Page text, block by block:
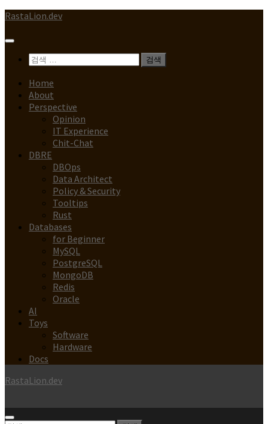
Skip
content
RastaLion.dev
검
Home
About
Perspective
Opinion
IT Experience
Chit-Chat
DBRE
DBOps
Data Architect
Policy & Security
Tooltips
Rust
Databases
for Beginner
MySQL
PostgreSQL
MongoDB
Redis
Oracle
AI
Toys
Software
Hardware
Docs
RastaLion.dev